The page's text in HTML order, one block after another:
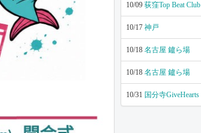
10/09 荻窪Top Beat Club
10/17 神戸
10/18 名古屋 鑪ら場
10/18 名古屋 鑪ら場
10/31 国分寺GiveHearts